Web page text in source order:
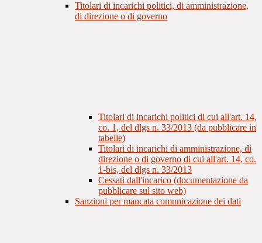
Titolari di incarichi politici, di amministrazione,
di direzione o di governo
Titolari di incarichi politici di cui all'art. 14,
co. 1, del dlgs n. 33/2013 (da pubblicare in
tabelle)
Titolari di incarichi di amministrazione, di
direzione o di governo di cui all'art. 14, co.
1-bis, del dlgs n. 33/2013
Cessati dall'incarico (documentazione da
pubblicare sul sito web)
Sanzioni per mancata comunicazione dei dati